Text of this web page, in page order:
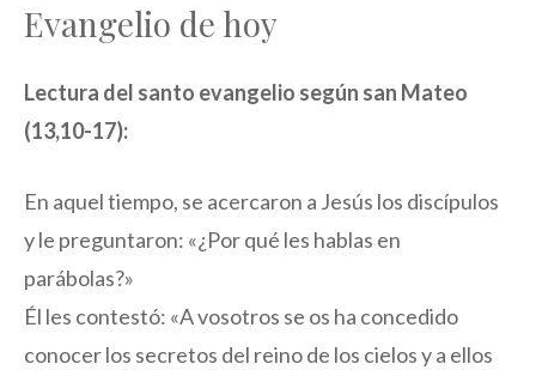
Evangelio de hoy
Lectura del santo evangelio según san Mateo
(13,10-17):
En aquel tiempo, se acercaron a Jesús los discípulos
y le preguntaron: «¿Por qué les hablas en
parábolas?»
Él les contestó: «A vosotros se os ha concedido
conocer los secretos del reino de los cielos y a ellos